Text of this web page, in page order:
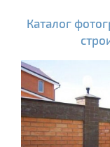
Каталог